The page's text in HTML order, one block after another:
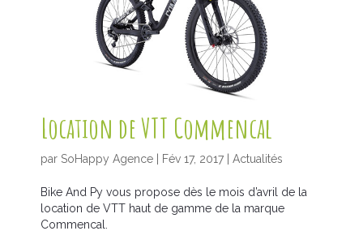
Location de VTT Commencal
par SoHappy Agence| Fév 17, 2017| Actualités
Bike And Py vous propose dès le mois d’avril de la
location de VTT haut de gamme de la marque
Commencal.